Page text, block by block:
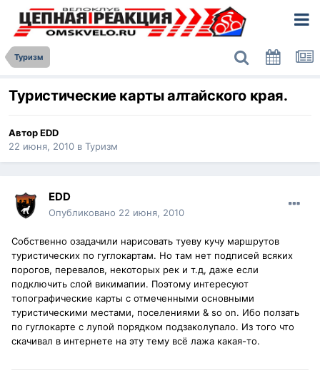
Туризм
Туристические карты алтайского края.
АвторEDD
22 июня, 2010 в Туризм
EDD
Опубликовано 22 июня, 2010
Собственно озадачили нарисовать туеву кучу маршрутов
туристических по гуглокартам. Но там нет подписей всяких
порогов, перевалов, некоторых рек и т.д, даже если
подключить слой викимапии. Поэтому интересуют
топографические карты с отмеченными основными
туристическими местами, поселениями & so on. Ибо ползать
по гуглокарте с лупой порядком подзаколупало. Из того что
скачивал в интернете на эту тему всё лажа какая-то.